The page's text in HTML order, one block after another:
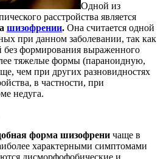
Одной из
расстройства является
шизофрении. Она считается одной
при данном заболевании, так как
без формирования выраженного
тяжелые формы (параноидную,
чем при других разновидностях
в частности, при
недуга.
форма шизофрени чаще в
характерными симптомами